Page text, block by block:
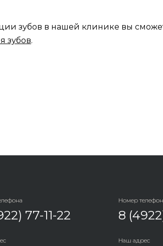
зубов в нашей клинике вы
зубов.
77-11-22
Номер
8
Наш адрес